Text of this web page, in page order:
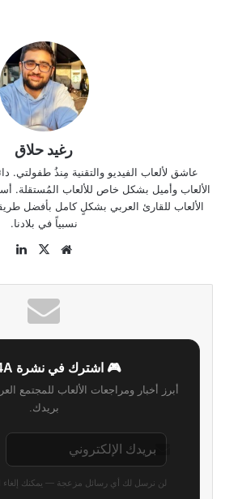
رغيد حلاق
عاشق لألعاب الفيديو والتقنية مِنذُ طفولتي.
الألعاب وأميل بشكل خاص للألعاب المُستقلة.
الألعاب للقارئ العربي بشكلٍ كامل بأفضل
نسبياً في بلادنا.
موقع
‫X
🎮 اشترك في نشرة VGA4A
أبرز أخبار ومراجعات الألعاب للمجتمع
بريدك.
لن نرسل لك أي رسائل مزعجة — يمكنك إلغاء